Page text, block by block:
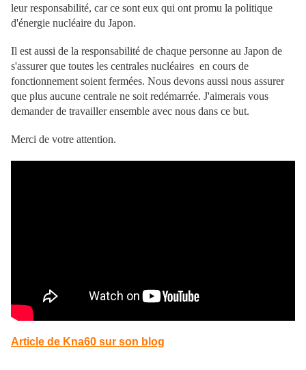
leur responsabilité, car ce sont eux qui ont promu la politique
d'énergie nucléaire du Japon.
Il est aussi de la responsabilité de chaque personne au Japon de
s'assurer que toutes les centrales nucléaires en cours de
fonctionnement soient fermées. Nous devons aussi nous assurer
que plus aucune centrale ne soit redémarrée. J'aimerais vous
demander de travailler ensemble avec nous dans ce but.
Merci de votre attention.
Article de Kna60 sur son blog